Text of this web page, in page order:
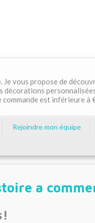
vous propose de
décorations
est inférieure à
Rejoindre mon équipe
a